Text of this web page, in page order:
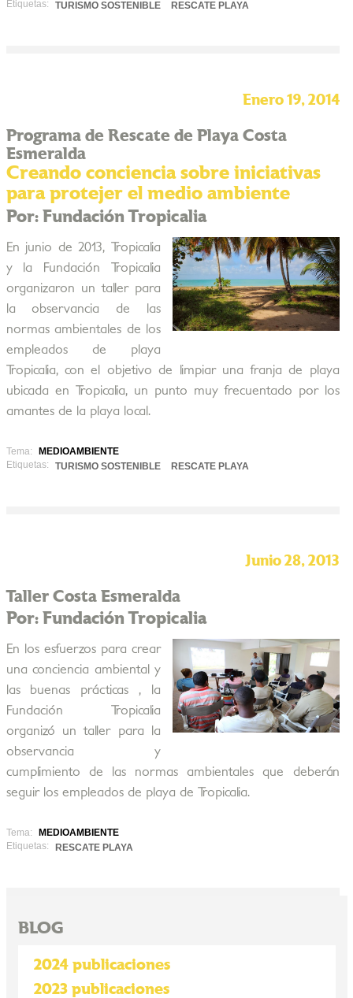
Etiquetas: TURISMO SOSTENIBLE RESCATE PLAYA
Enero 19, 2014
Programa de Rescate de Playa Costa
Esmeralda
Creando conciencia sobre iniciativas
para protejer el medio ambiente
Por: Fundación Tropicalia
En junio de 2013, Tropicalia
y la Fundación Tropicalia
organizaron un taller para
la observancia de las
normas ambientales de los
empleados de playa
Tropicalia, con el objetivo de limpiar una franja de playa
ubicada en Tropicalia, un punto muy frecuentado por los
amantes de la playa local.
Tema:
MEDIOAMBIENTE
Etiquetas:
TURISMO SOSTENIBLE RESCATE PLAYA
Junio 28, 2013
Taller Costa Esmeralda
Por: Fundación Tropicalia
En los esfuerzos para crear
una conciencia ambiental y
las buenas prácticas , la
Fundación Tropicalia
organizó un taller para la
observancia y
cumplimiento de las normas ambientales que deberán
seguir los empleados de playa de Tropicalia.
Tema:
MEDIOAMBIENTE
Etiquetas:
RESCATE PLAYA
BLOG
2024 publicaciones
2023 publicaciones